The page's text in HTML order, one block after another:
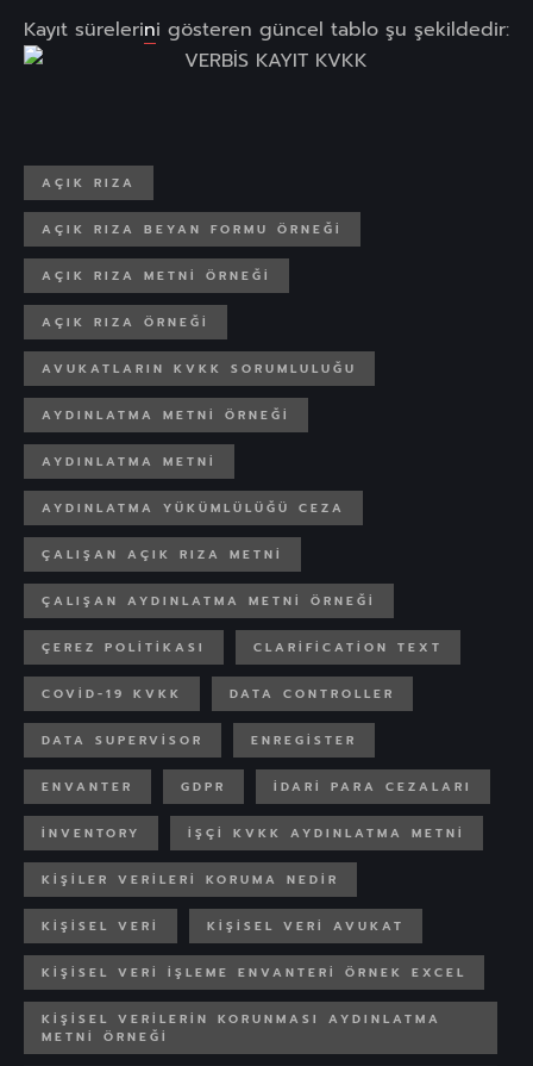
Kayıt sürelerini gösteren güncel tablo şu şekildedir:
AÇIK RIZA
AÇIK RIZA BEYAN FORMU ÖRNEĞI
AÇIK RIZA METNI ÖRNEĞI
AÇIK RIZA ÖRNEĞI
AVUKATLARIN KVKK SORUMLULUĞU
AYDINLATMA METNI ÖRNEĞI
AYDINLATMA METNI
AYDINLATMA YÜKÜMLÜLÜĞÜ CEZA
ÇALIŞAN AÇIK RIZA METNI
ÇALIŞAN AYDINLATMA METNI ÖRNEĞI
ÇEREZ POLITIKASI CLARIFICATION TEXT
COVID-19 KVKK DATA CONTROLLER
DATA SUPERVISOR ENREGISTER
ENVANTER GDPR IDARI PARA CEZALARI
INVENTORY İŞÇI KVKK AYDINLATMA METNI
KIŞILER VERILERI KORUMA NEDIR
KIŞISEL VERI KIŞISEL VERI AVUKAT
KIŞISEL VERI IŞLEME ENVANTERI ÖRNEK EXCEL
KIŞISEL VERILERIN KORUNMASI AYDINLATMA
METNI ÖRNEĞI